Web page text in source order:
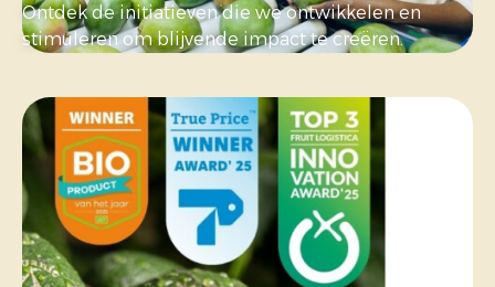
Ontdek de initiatieven die we ontwikkelen en
stimuleren om blijvende impact te creëren.